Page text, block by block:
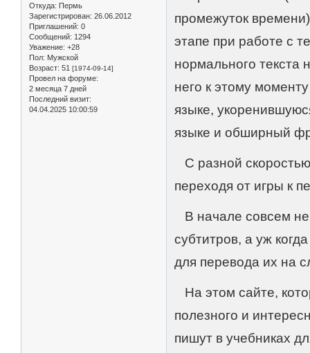
Откуда: Пермь
Зарегистрирован: 26.06.2012
Приглашений: 0
Сообщений: 1294
Уважение: +28
Пол: Мужской
Возраст: 51 [1974-09-14]
Провел на форуме:
2 месяца 7 дней
Последний визит:
04.04.2025 10:00:59
промежуток
этапе при работе с
нормального текста
него к этому
языке,
языке и обширный
С разной
переходя от игры к
В начале совсем
субтитров, а уж
для перевода их на
На этом сайте,
полезного и
пишут в учебниках